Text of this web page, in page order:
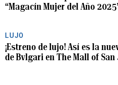
“Magacín Mujer del Año
LUJO
¡Estreno de lujo! Así es la
de Bvlgari en The Mall of San